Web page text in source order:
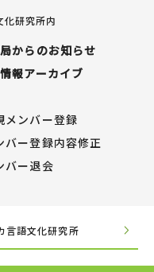
化研究所内
からのお知らせ
報アーカイブ
メンバー登録
バー登録内容修正
バー退会
言語文化研究所